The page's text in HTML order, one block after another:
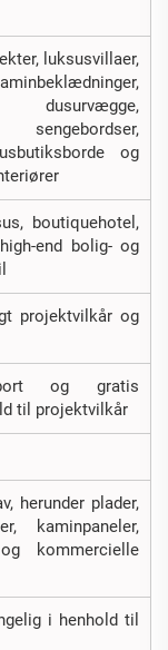
luksusvillaer,
dusurvægge,
og
boutiquehotel,
end bolig- og
projektvilkår og
og gratis
til projektvilkår
herunder plader,
kaminpaneler,
kommercielle
i henhold til